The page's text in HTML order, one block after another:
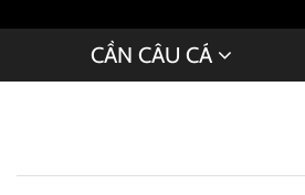
CẦN CÂU CÁ